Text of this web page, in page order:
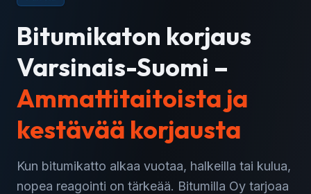
Bitumikaton korjaus
Varsinais-Suomi –
Ammattitaitoista ja
kestävää korjausta
Kun bitumikatto alkaa vuotaa, halkeilla tai kulua,
nopea reagointi on tärkeää. Bitumilla Oy tarjoaa